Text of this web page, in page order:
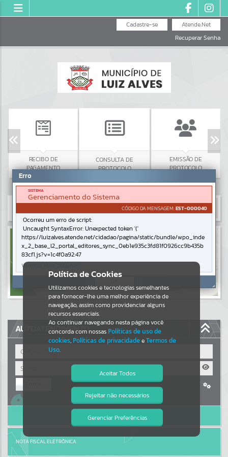
Atende.Net
Cadastre-se
Recuperar Senha
RECIBO DE
PAGAMENTO
CONSULTA DE
PROTOCOLO
EMISSÃO DE
PROTOCOLO
Resultados para""
Portais
Por favor, aguarde...
NOTÍCIAS
Por favor, aguarde...
Por favor, aguarde...
Por favor, aguarde...
AUTOATENDIMENTO
Cadastre-se|Recuperar Senha
ACESSAR SEM LOGIN
NOTA FISCAL ELETRÔNICA
Política de Cookies
Utilizamos cookies e tecnologias semelhantes
para fornecer-lhe uma melhor experiência de
navegação, assim como providenciar alguns
recursos essenciais.
Ao continuar navegando nesta página você
concorda com nossas Políticas de uso de
cookies, Políticas de privacidadeeTermos de
Uso.
Aceitar Todos
Rejeitar não necessários
Gerenciar Preferências
Isto significa que diversos recursos
providenciados poderão não estar
Erro
SISTEMA
Gerenciamento do Sistema
CÓDIGO DA MENSAGEM:EST-000040
Ocorreu um erro de script:
Uncaught SyntaxError: Unexpected token '('
https://luizalves.atende.net/cidadao/pagina/static/bundle/wpo_inde
x_2_base_l2_portal_editores_sync_0eb1e935c3fd81f0926cc9b435b
83cf1.js?v=1c4f0a92:47
Verificar Mais Detalhes